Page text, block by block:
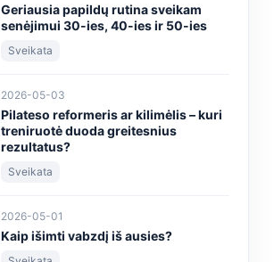
Geriausia papildų rutina sveikam
senėjimui 30-ies, 40-ies ir 50-ies
Sveikata
2026-05-03
Pilateso reformeris ar kilimėlis – kuri
treniruotė duoda greitesnius
rezultatus?
Sveikata
2026-05-01
Kaip išimti vabzdį iš ausies?